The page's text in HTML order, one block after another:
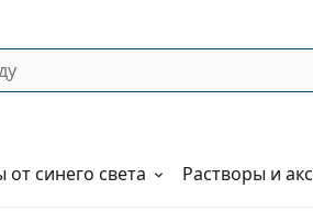
синего света Растворы и